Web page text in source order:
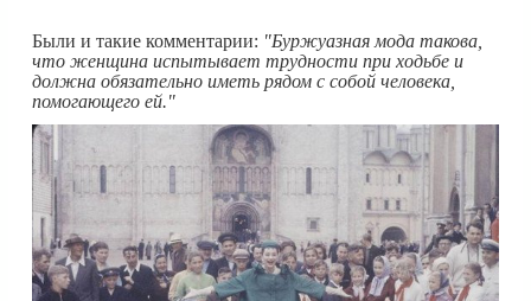
Были и такие комментарии: "Буржуазная мода такова,
что женщина испытывает трудности при ходьбе и
должна обязательно иметь рядом с собой человека,
помогающего ей."